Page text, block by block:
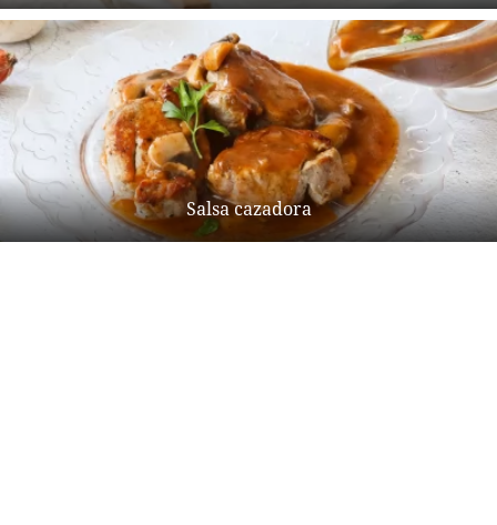
Salsa cazadora